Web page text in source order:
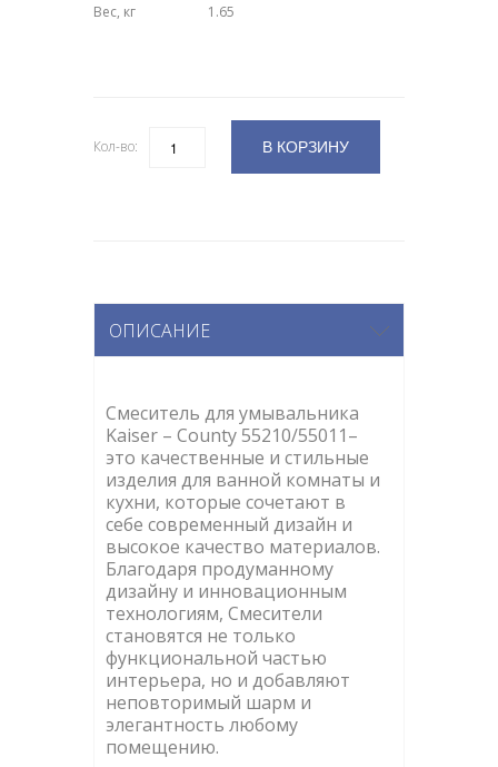
Вес, кг 1.65
Кол-во: Количество В КОРЗИНУ
ОПИСАНИЕ
Смеситель для умывальника
Kaiser – County 55210/55011–
это качественные и стильные
изделия для ванной комнаты и
кухни, которые сочетают в
себе современный дизайн и
высокое качество материалов.
Благодаря продуманному
дизайну и инновационным
технологиям, Смесители
становятся не только
функциональной частью
интерьера, но и добавляют
неповторимый шарм и
элегантность любому
помещению.